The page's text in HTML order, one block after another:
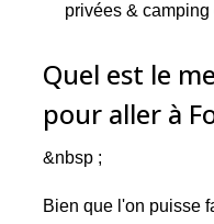
privées &
Quel est le
pour aller à
&nbsp ;
Bien que l'on puisse